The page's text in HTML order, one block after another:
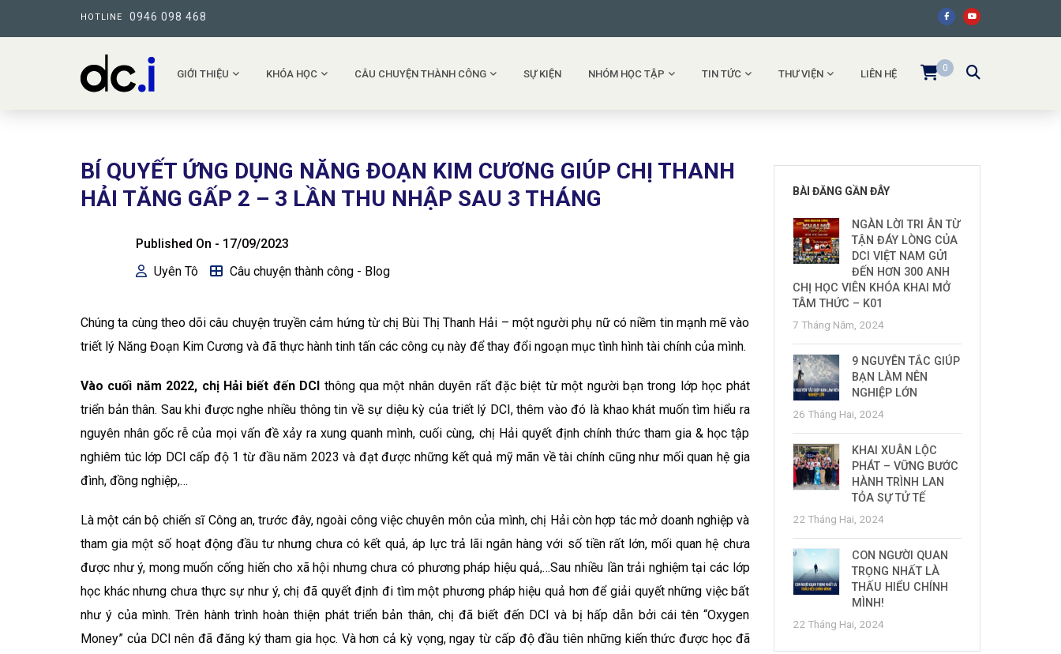
HOTLINE 0946 098 468
0
GIỚI THIỆU KHÓA HỌC CÂU CHUYỆN THÀNH CÔNG SỰ KIỆN NHÓM HỌC TẬP TIN TỨC THƯ VIỆN LIÊN HỆ
BÍ QUYẾT ỨNG DỤNG NĂNG ĐOẠN KIM CƯƠNG GIÚP CHỊ THANH
HẢI TĂNG GẤP 2 – 3 LẦN THU NHẬP SAU 3 THÁNG
Published On - 17/09/2023
Uyên Tô
Câu chuyện thành công - Blog
Chúng ta cùng theo dõi câu chuyện truyền cảm hứng từ chị Bùi Thị Thanh Hải – một người phụ nữ có niềm tin mạnh mẽ vào
triết lý Năng Đoạn Kim Cương và đã thực hành tinh tấn các công cụ này để thay đổi ngoạn mục tình hình tài chính của mình.
Vào cuối năm 2022, chị Hải biết đến DCI thông qua một nhân duyên rất đặc biệt từ một người bạn trong lớp học phát
triển bản thân. Sau khi được nghe nhiều thông tin về sự diệu kỳ của triết lý DCI, thêm vào đó là khao khát muốn tìm hiểu ra
nguyên nhân gốc rễ của mọi vấn đề xảy ra xung quanh mình, cuối cùng, chị Hải quyết định chính thức tham gia & học tập
nghiêm túc lớp DCI cấp độ 1 từ đầu năm 2023 và đạt được những kết quả mỹ mãn về tài chính cũng như mối quan hệ gia
đình, đồng nghiệp,…
Là một cán bộ chiến sĩ Công an, trước đây, ngoài công việc chuyên môn của mình, chị Hải còn hợp tác mở doanh nghiệp và
tham gia một số hoạt động đầu tư nhưng chưa có kết quả, áp lực trả lãi ngân hàng với số tiền rất lớn, mối quan hệ chưa
được như ý, mong muốn cống hiến cho xã hội nhưng chưa có phương pháp hiệu quả,…Sau nhiều lần trải nghiệm tại các lớp
học khác nhưng chưa thực sự như ý, chị đã quyết định đi tìm một phương pháp hiệu quả hơn để giải quyết những việc bất
như ý của mình. Trên hành trình hoàn thiện phát triển bản thân, chị đã biết đến DCI và bị hấp dẫn bởi cái tên “Oxygen
Money” của DCI nên đã đăng ký tham gia học. Và hơn cả kỳ vọng, ngay từ cấp độ đầu tiên những kiến thức được học đã
BÀI ĐĂNG GẦN ĐÂY
NGÀN LỜI TRI ÂN TỪ
TẬN ĐÁY LÒNG CỦA
DCI VIỆT NAM GỬI
ĐẾN HƠN 300 ANH
CHỊ HỌC VIÊN KHÓA KHAI MỞ
TÂM THỨC – K01
7 Tháng Năm, 2024
9 NGUYÊN TẮC GIÚP
BẠN LÀM NÊN
NGHIỆP LỚN
26 Tháng Hai, 2024
KHAI XUÂN LỘC
PHÁT – VỮNG BƯỚC
HÀNH TRÌNH LAN
TỎA SỰ TỬ TẾ
22 Tháng Hai, 2024
CON NGƯỜI QUAN
TRỌNG NHẤT LÀ
THẤU HIỂU CHÍNH
MÌNH!
22 Tháng Hai, 2024